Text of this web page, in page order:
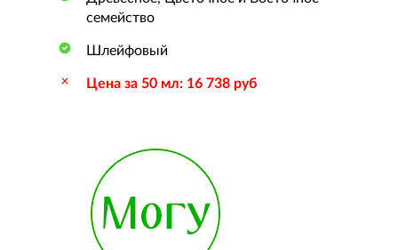
семейство
Шлейфовый
Цена за 50 мл: 16 738 руб